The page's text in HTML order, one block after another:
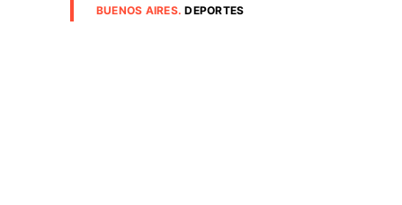
BUENOS AIRES.DEPORTES